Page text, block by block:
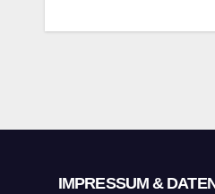
IMPRESSUM &